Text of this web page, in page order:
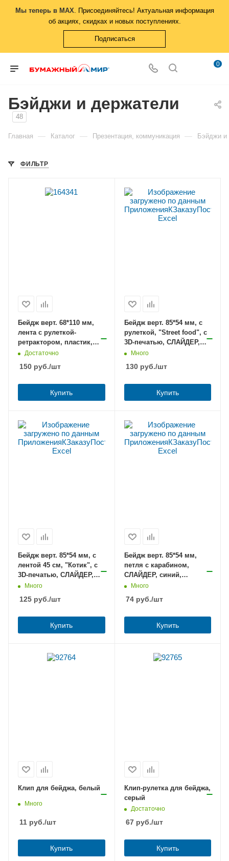
Мы теперь в MAX. Присоединяйтесь! Актуальная информация
об акциях, скидках и новых поступлениях.
Подписаться
0
Бэйджи и держатели
48
Главная — Каталог — Презентация, коммуникация — Бэйджи и
ФИЛЬТР
Бейдж верт. 68*110 мм,
лента с рулеткой-
ретрактором, пластик,
цветной с рисунком-
Достаточно
150 руб./шт
Купить
Бейдж верт. 85*54 мм, с
рулеткой, "Street food", с
3D-печатью, СЛАЙДЕР,
FUNSTER (ФАНСТЕР) /10
Много
130руб./шт
Купить
Бейдж верт. 85*54 мм, с
лентой 45 см, "Котик", с
3D-печатью, СЛАЙДЕР,
FUNSTER (ФАНСТЕР),
Много
125 руб./шт
Купить
Бейдж верт. 85*54 мм,
петля с карабином,
СЛАЙДЕР, синий,
BRAUBERG EXTRA,
Много
74руб./шт
Купить
Клип для бейджа, белый
Много
11 руб./шт
Купить
Клип-рулетка для бейджа,
серый
Достаточно
67руб./шт
Купить